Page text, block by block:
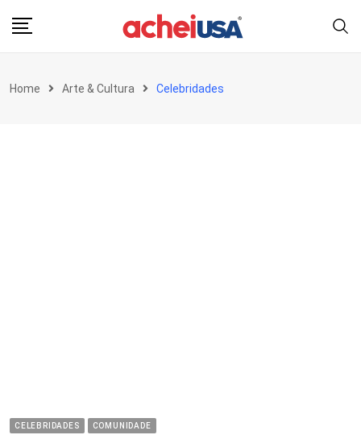
Home Arte & Cultura Celebridades
CELEBRIDADES COMUNIDADE